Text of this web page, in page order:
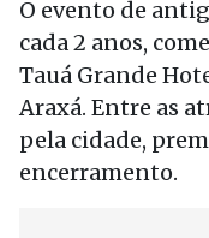
O evento de
cada 2 anos,
Tauá Grande
Araxá. Entre as
pela cidade,
encerramento.